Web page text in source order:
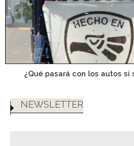
¿Qué pasará con los autos si
NEWSLETTER